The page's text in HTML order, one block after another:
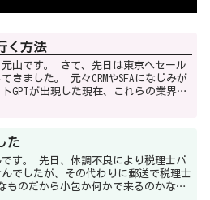
く方法
日は東京へセール
CRMやSFAになじみが
GPTが出現した現在、これらの業界は
た
より税理士バ
でしたが、その代わりに郵送で税理士